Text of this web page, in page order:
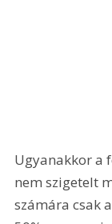
Ugyanakkor a
nem szigetelt
számára csak